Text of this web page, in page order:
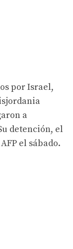
por Israel,
a
detención, el
el sábado.